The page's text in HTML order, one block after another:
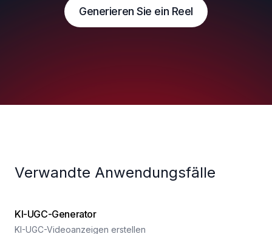
Generieren Sie ein Reel
Verwandte Anwendungsfälle
KI-UGC-Generator
KI-UGC-Videoanzeigen erstellen